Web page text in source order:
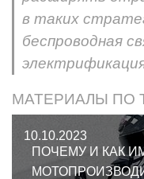
в таких
беспроводная
МАТЕРИАЛЫ ПО
10.10.2023
ПОЧЕМУ И КАК